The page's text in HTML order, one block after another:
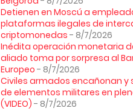
Detienen en Moscú a
plataformas ilegales de
criptomonedas - 8/7/2026
Inédita operación monetaria de
aliado toma por sorpresa al
Europeo - 8/7/2026
Civiles armados encañonan y
de elementos militares en
(VIDEO) - 8/7/2026